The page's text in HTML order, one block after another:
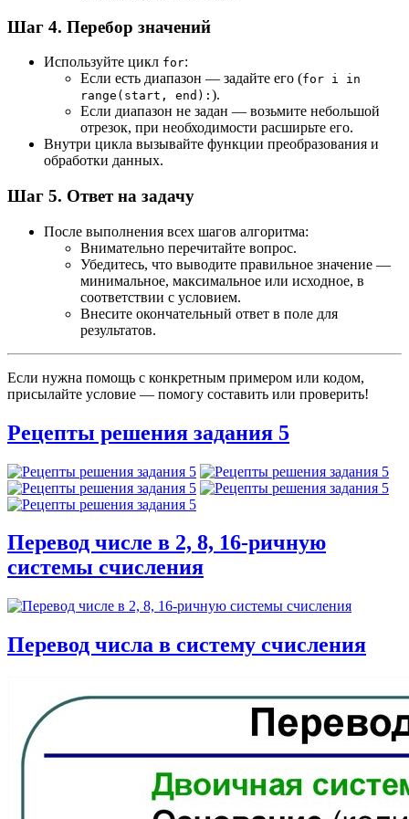
Шаг 4. Перебор значений
Используйте цикл for:
Если есть диапазон — задайте его (for i in
range(start, end): ).
Если диапазон не задан — возьмите небольшой
отрезок, при необходимости расширьте его.
Внутри цикла вызывайте функции преобразования и
обработки данных.
Шаг 5. Ответ на задачу
После выполнения всех шагов алгоритма:
Внимательно перечитайте вопрос.
Убедитесь, что выводите правильное значение —
минимальное, максимальное или исходное, в
соответствии с условием.
Внесите окончательный ответ в поле для
результатов.
Если нужна помощь с конкретным примером или кодом,
присылайте условие — помогу составить или проверить!
Рецепты решения задания 5
Перевод числе в 2, 8, 16-ричную
системы счисления
Перевод числа в систему счисления